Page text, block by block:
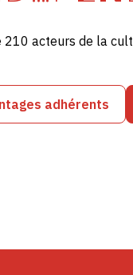
210 acteurs de la
adhérents